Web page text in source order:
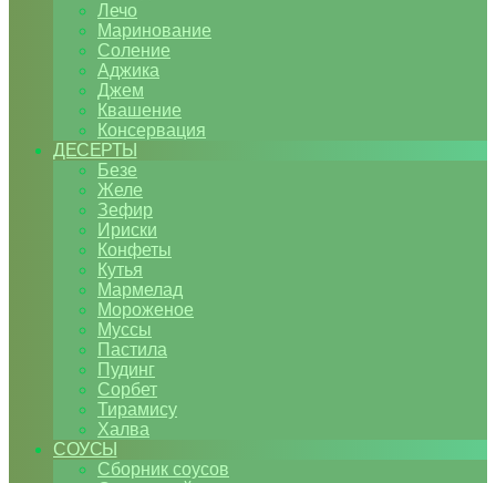
Лечо
Маринование
Соление
Аджика
Джем
Квашение
Консервация
ДЕСЕРТЫ
Безе
Желе
Зефир
Ириски
Конфеты
Кутья
Мармелад
Мороженое
Муссы
Пастила
Пудинг
Сорбет
Тирамису
Халва
СОУСЫ
Сборник соусов